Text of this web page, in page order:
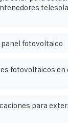
panel fotovoltaico
fotovoltaicos en
para